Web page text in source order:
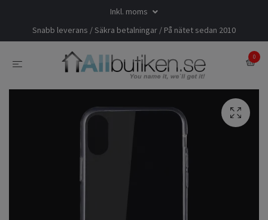
Inkl. moms
Snabb leverans / Säkra betalningar / På nätet sedan 2010
0